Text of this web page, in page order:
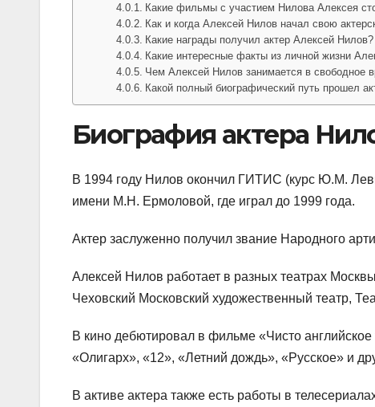
Какие фильмы с участием Нилова Алексея
Как и когда Алексей Нилов начал свою
Какие награды получил актер Алексей Нилов?
Какие интересные факты из личной жизни
Чем Алексей Нилов занимается в свободное
Какой полный биографический путь прошел
Биография актера
В 1994 году Нилов окончил ГИТИС (курс Ю.М.
имени М.Н. Ермоловой, где играл до 1999 года.
Актер заслуженно получил звание Народного
Алексей Нилов работает в разных театрах
Чеховский Московский художественный театр,
В кино дебютировал в фильме «Чисто
«Олигарх», «12», «Летний дождь», «Русское» и
В активе актера также есть работы в